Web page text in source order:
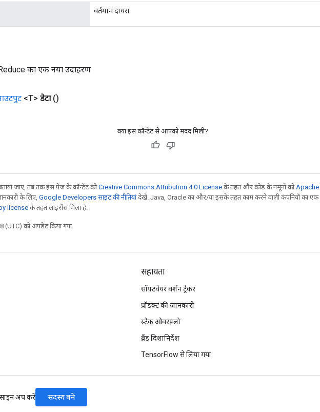
वर्तमान दायरा
का एक नया उदाहरण
<T> डेटा ()
क्या इस कॉन्टेंट से आपको मदद मिली?
जाए, तब तक इस पेज के कॉन्टेंट कोCreative Commons Attribution 4.0 License के तहत और कोड के नमूनों को
के लिए, Google Developers साइट की नीतियांदेखें. Java, Oracle का और/या इसके तहत काम करने वाली कंपनियों का एक
license के तहत लाइसेंस मिला है.
(UTC) को अपडेट किया गया.
सहायता
सॉफ़्टवेयर वर्शन ट्रैकर
प्रॉडक्ट की जानकारी
स्टैक ओवरफ़्लो
ब्रैंड दिशानिर्देश
TensorFlow से लिया गया
अप करें सदस्य बनें